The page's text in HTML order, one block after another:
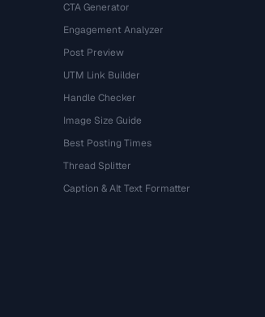
CTA Generator
Engagement Analyzer
Post Preview
UTM Link Builder
Handle Checker
Image Size Guide
Best Posting Times
Thread Splitter
Caption & Alt Text Formatter